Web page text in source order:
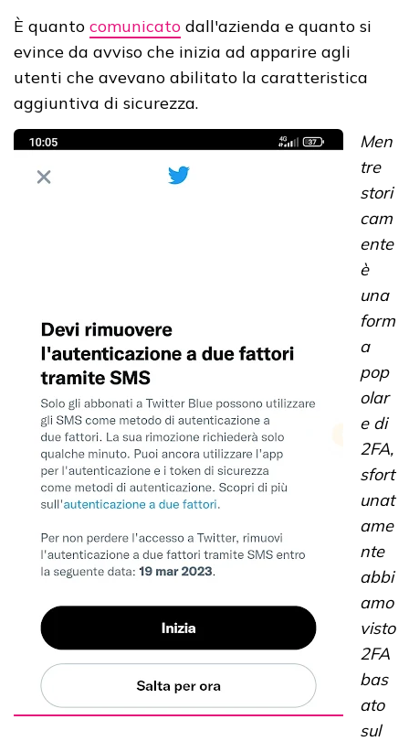
È quanto comunicato dall'azienda e quanto si
evince da avviso che inizia ad apparire agli
utenti che avevano abilitato la caratteristica
aggiuntiva di sicurezza.
Men
tre
stori
cam
ente
è
una
form
a
pop
olar
e di
2FA,
sfort
unat
ame
nte
abbi
amo
visto
2FA
bas
ato
sul